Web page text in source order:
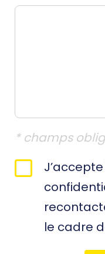
* champs
RGPD
*
le cadre